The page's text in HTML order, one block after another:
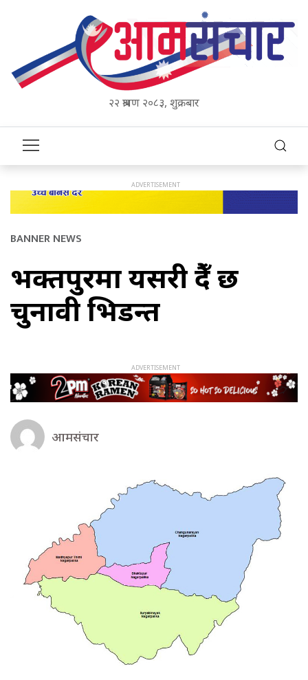
२२ श्रावण २०८३, शुक्रबार
BANNER NEWS
भक्तपुरमा यसरी हुँदै छ
चुनावी भिडन्त
आमसंचार